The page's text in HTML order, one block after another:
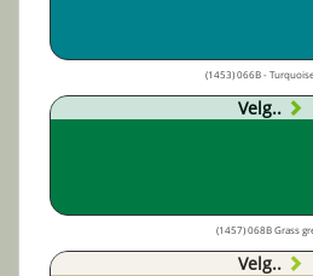
(1453) 066B -
Velg..
(1457) 068B Grass
Velg..